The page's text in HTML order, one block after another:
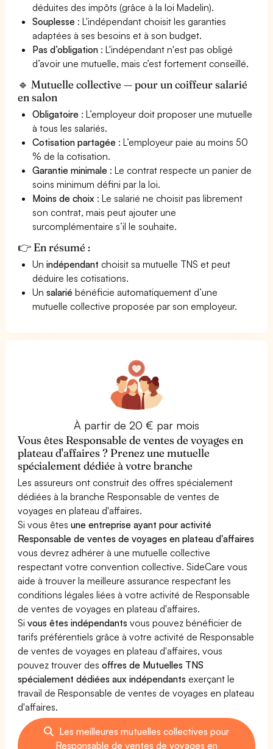
déduites des impôts (grâce à la loi Madelin).
Souplesse : L'indépendant choisit les garanties
adaptées à ses besoins et à son budget.
Pas d’obligation : L'indépendant n'est pas obligé
d’avoir une mutuelle, mais c’est fortement conseillé.
🔹 Mutuelle collective — pour un coiffeur salarié
en salon
Obligatoire : L’employeur doit proposer une mutuelle
à tous les salariés.
Cotisation partagée : L’employeur paie au moins 50
% de la cotisation.
Garantie minimale : Le contrat respecte un panier de
soins minimum défini par la loi.
Moins de choix : Le salarié ne choisit pas librement
son contrat, mais peut ajouter une
surcomplémentaire s’il le souhaite.
👉 En résumé :
Unindépendant choisit sa mutuelle TNS et peut
déduire les cotisations.
Unsalarié bénéficie automatiquement d’une
mutuelle collective proposée par son employeur.
À partir de 20 € par mois
Vous êtes Responsable de ventes de voyages en
plateau d'affaires ? Prenez une mutuelle
spécialement dédiée à votre branche
Les assureurs ont construit des offres spécialement
dédiées à la branche Responsable de ventes de
voyages en plateau d'affaires.
Si vous êtesune entreprise ayant pour activité
Responsable de ventes de voyages en plateau d'affaires
vous devrez adhérer à une mutuelle collective
respectant votre convention collective. SideCare vous
aide à trouver la meilleure assurance respectant les
conditions légales liées à votre activité de Responsable
de ventes de voyages en plateau d'affaires.
Sivous êtes indépendants vous pouvez bénéficier de
tarifs préférentiels grâce à votre activité de Responsable
de ventes de voyages en plateau d'affaires, vous
pouvez trouver desoffres de Mutuelles TNS
spécialement dédiées aux indépendants exerçant le
travail de Responsable de ventes de voyages en plateau
d'affaires.
Les meilleures mutuelles collectives pour
Responsable de ventes de voyages en